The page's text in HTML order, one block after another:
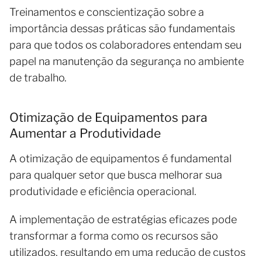
Treinamentos e conscientização sobre a
importância dessas práticas são fundamentais
para que todos os colaboradores entendam seu
papel na manutenção da segurança no ambiente
de trabalho.
Otimização de Equipamentos para
Aumentar a Produtividade
A otimização de equipamentos é fundamental
para qualquer setor que busca melhorar sua
produtividade e eficiência operacional.
A implementação de estratégias eficazes pode
transformar a forma como os recursos são
utilizados, resultando em uma redução de custos